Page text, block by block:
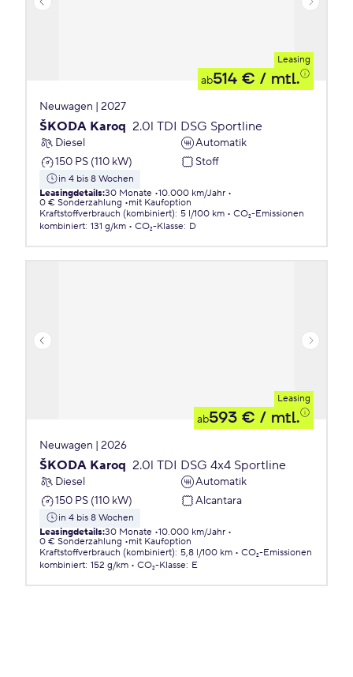
Leasing
ab514 € / mtl.
Neuwagen | 2027
ŠKODA Karoq 2.0l TDI DSG Sportline
Diesel
Automatik
150 PS (110 kW)
Stoff
in 4 bis 8 Wochen
Leasingdetails:30 Monate 10.000 km/Jahr
0 € Sonderzahlung
mit Kaufoption
Kraftstoffverbrauch (kombiniert): 5 l/100 km
CO₂-Emissionen
kombiniert: 131 g/km CO₂-Klasse: D
Leasing
ab593 € / mtl.
Neuwagen | 2026
ŠKODA Karoq 2.0l TDI DSG 4x4 Sportline
Diesel
Automatik
150 PS (110 kW)
Alcantara
in 4 bis 8 Wochen
Leasingdetails:30 Monate 10.000 km/Jahr
0 € Sonderzahlung
mit Kaufoption
Kraftstoffverbrauch (kombiniert): 5,8 l/100 km
CO₂-Emissionen
kombiniert: 152 g/km CO₂-Klasse: E